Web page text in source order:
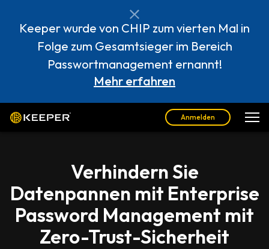
Keeper wurde von CHIP zum vierten Mal in
Folge zum Gesamtsieger im Bereich
Passwortmanagement ernannt!
Mehr erfahren
Anmelden
Verhindern Sie
Datenpannen mit Enterprise
Password Management mit
Zero-Trust-Sicherheit